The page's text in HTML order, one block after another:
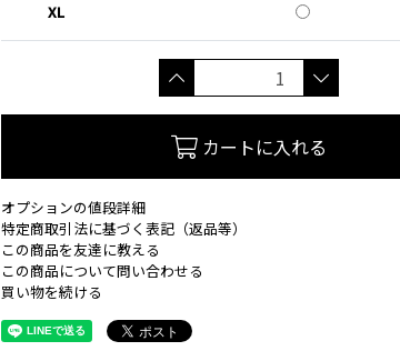
XL
カートに入れる
オプションの値段詳細
特定商取引法に基づく表記（返品等）
この商品を友達に教える
この商品について問い合わせる
買い物を続ける